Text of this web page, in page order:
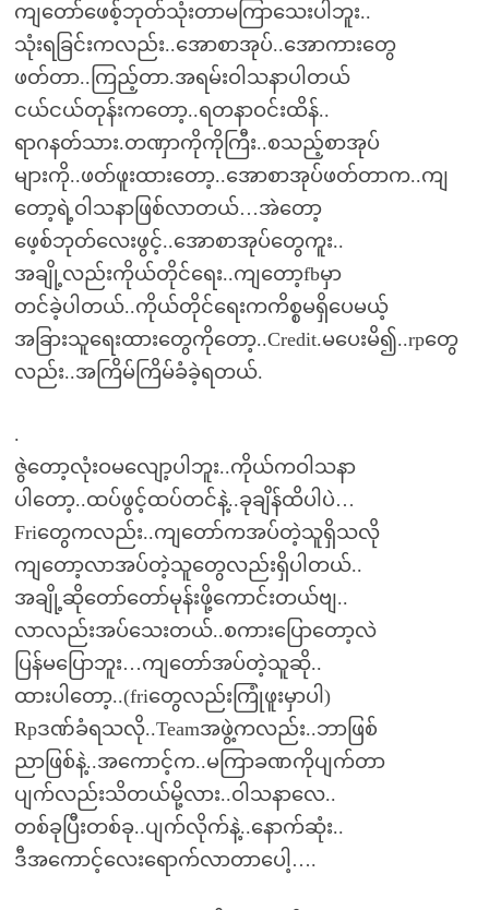
ကျတော်ဖေစ့်ဘုတ်သုံးတာမကြာသေးပါဘူး..
သုံးရခြင်းကလည်း..အောစာအုပ်..အောကားတွေ
ဖတ်တာ..ကြည့်တာ.အရမ်းဝါသနာပါတယ်
ငယ်ငယ်တုန်းကတော့..ရတနာဝင်းထိန်..
ရာဂနတ်သား.တဏှာကိုကိုကြီး..စသည့်စာအုပ်
များကို..ဖတ်ဖူးထားတော့..အောစာအုပ်ဖတ်တာက..ကျ
တော့ရဲ့ဝါသနာဖြစ်လာတယ်…အဲတော့
ဖေ့စ်ဘုတ်လေးဖွင့်..အောစာအုပ်တွေကူး..
အချို့လည်းကိုယ်တိုင်ရေး..ကျတော့fbမှာ
တင်ခဲ့ပါတယ်..ကိုယ်တိုင်ရေးကကိစ္စမရှိပေမယ့်
အခြားသူရေးထားတွေကိုတော့..Credit.မပေးမိ၍..rpတွေ
လည်း..အကြိမ်ကြိမ်ခံခဲ့ရတယ်.
.
ဇွဲတော့လုံးဝမလျော့ပါဘူး..ကိုယ်ကဝါသနာ
ပါတော့..ထပ်ဖွင့်ထပ်တင်နဲ့..ခုချိန်ထိပါပဲ…
Friတွေကလည်း..ကျတော်ကအပ်တဲ့သူရှိသလို
ကျတော့လာအပ်တဲ့သူတွေလည်းရှိပါတယ်..
အချို့ဆိုတော်တော်မုန်းဖို့ကောင်းတယ်ဗျ..
လာလည်းအပ်သေးတယ်..စကားပြောတော့လဲ
ပြန်မပြောဘူး…ကျတော်အပ်တဲ့သူဆို..
ထားပါတော့..(friတွေလည်းကြုံဖူးမှာပါ)
Rpဒဏ်ခံရသလို..Teamအဖွဲ့ကလည်း..ဘာဖြစ်
ညာဖြစ်နဲ့..အကောင့်က..မကြာခဏကိုပျက်တာ
ပျက်လည်းသိတယ်မို့လား..ဝါသနာလေ..
တစ်ခုပြီးတစ်ခု..ပျက်လိုက်နဲ့..နောက်ဆုံး..
ဒီအကောင့်လေးရောက်လာတာပေါ့….